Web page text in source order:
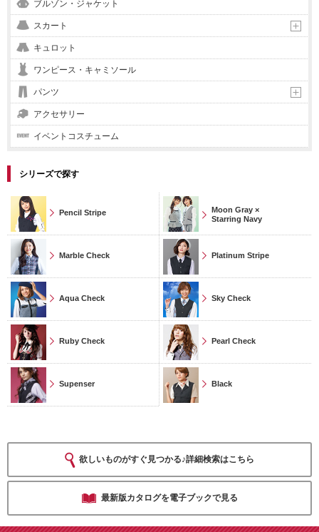
ブルゾン・ジャケット
スカート
キュロット
ワンピース・キャミソール
パンツ
アクセサリー
イベントコスチューム
シリーズで探す
Pencil Stripe
Moon Gray ×
Starring Navy
Marble Check Platinum Stripe
Aqua Check Sky Check
Ruby Check Pearl Check
Supenser Black
欲しいものがすぐ見つかる♪詳細検索はこちら
最新版カタログを電子ブックで見る